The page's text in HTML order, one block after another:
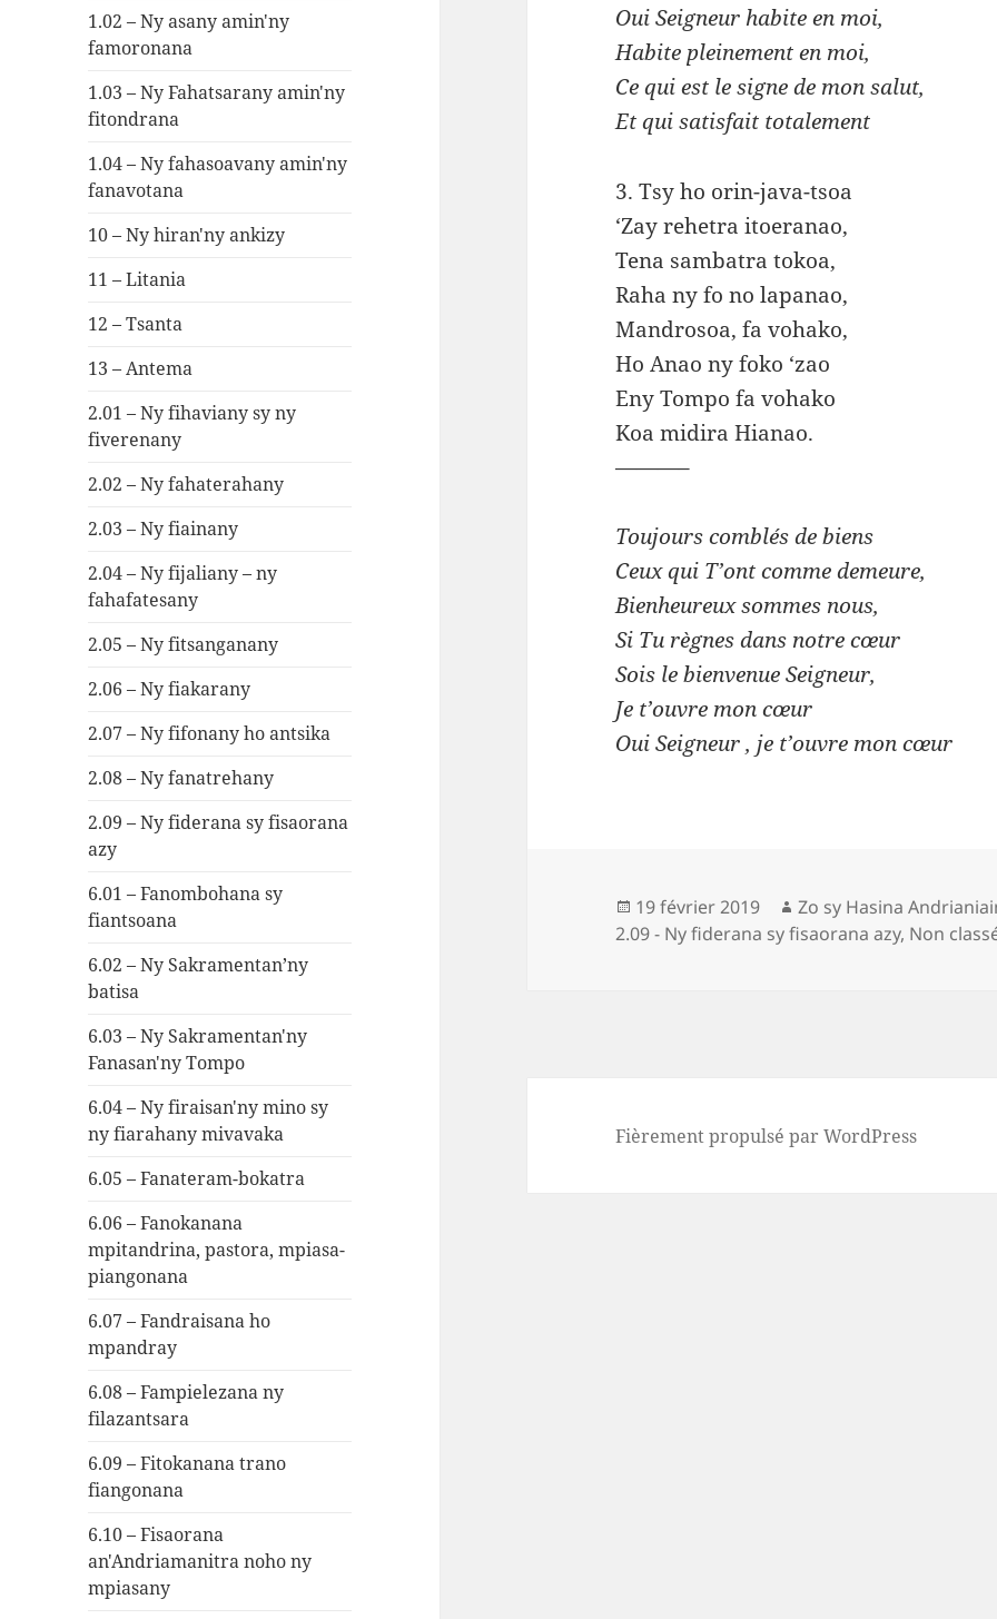
1.02 – Ny asany amin'ny
famoronana
1.03 – Ny Fahatsarany amin'ny
fitondrana
1.04 – Ny fahasoavany amin'ny
fanavotana
10 – Ny hiran'ny ankizy
11 – Litania
12 – Tsanta
13 – Antema
2.01 – Ny fihaviany sy ny
fiverenany
2.02 – Ny fahaterahany
2.03 – Ny fiainany
2.04 – Ny fijaliany – ny
fahafatesany
2.05 – Ny fitsanganany
2.06 – Ny fiakarany
2.07 – Ny fifonany ho antsika
2.08 – Ny fanatrehany
2.09 – Ny fiderana sy fisaorana
azy
6.01 – Fanombohana sy
fiantsoana
6.02 – Ny Sakramentan’ny
batisa
6.03 – Ny Sakramentan'ny
Fanasan'ny Tompo
6.04 – Ny firaisan'ny mino sy
ny fiarahany mivavaka
6.05 – Fanateram-bokatra
6.06 – Fanokanana
mpitandrina, pastora, mpiasa-
piangonana
6.07 – Fandraisana ho
mpandray
6.08 – Fampielezana ny
filazantsara
6.09 – Fitokanana trano
fiangonana
6.10 – Fisaorana
an'Andriamanitra noho ny
mpiasany
Oui Seigneur habite en moi,
Habite pleinement en moi,
Ce qui est le signe de mon salut,
Et qui satisfait totalement
3. Tsy ho orin-java-tsoa
‘Zay rehetra itoeranao,
Tena sambatra tokoa,
Raha ny fo no lapanao,
Mandrosoa, fa vohako,
Ho Anao ny foko ‘zao
Eny Tompo fa vohako
Koa midira Hianao.
———–
Toujours comblés de biens
Ceux qui T’ont comme demeure,
Bienheureux sommes nous,
Si Tu règnes dans notre cœur
Sois le bienvenue Seigneur,
Je t’ouvre mon cœur
Oui Seigneur , je t’ouvre mon cœur
Publié
le
19 février 2019 Auteur
Zo sy Hasina
2.09 - Ny fiderana sy fisaorana azy, Non
Fièrement propulsé par WordPress